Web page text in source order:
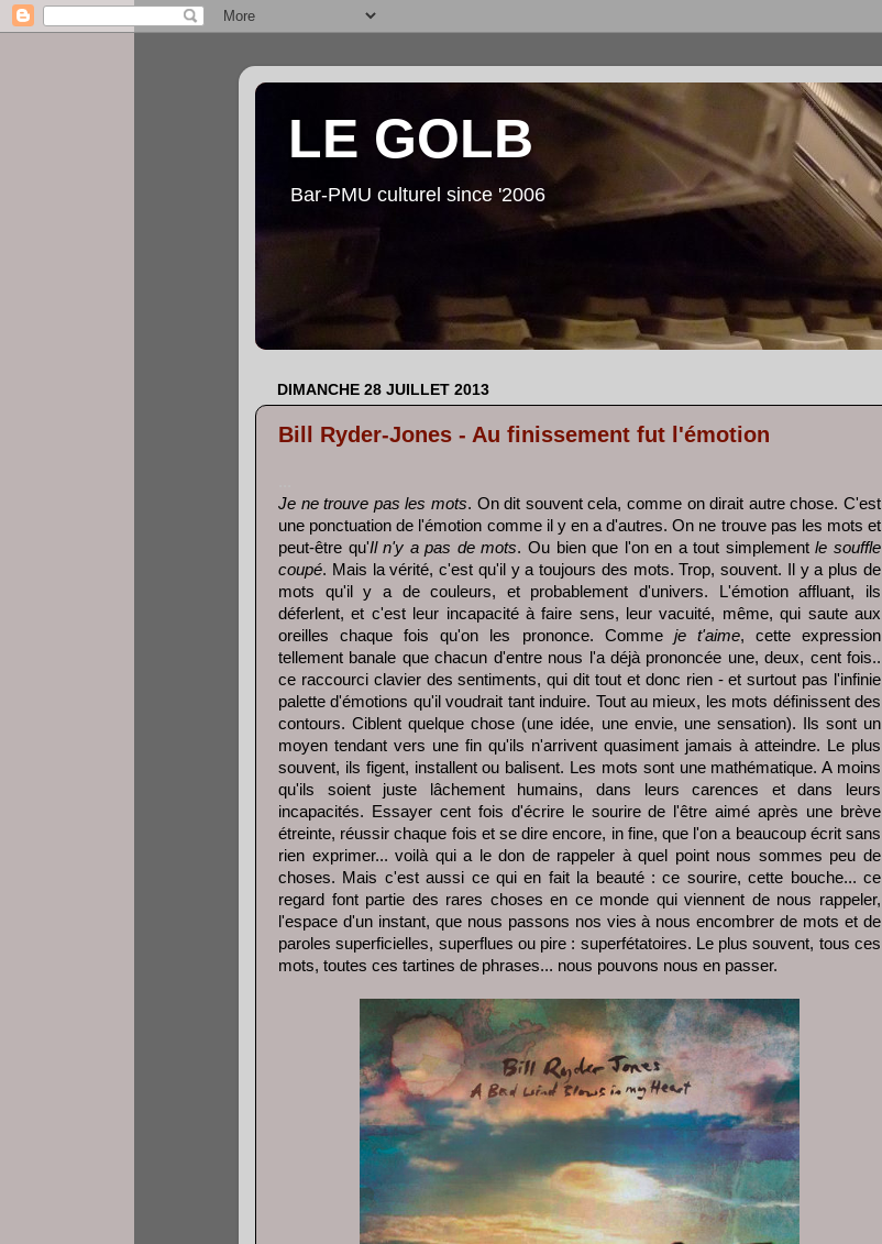
LE GOLB
Bar-PMU culturel since '2006
DIMANCHE 28 JUILLET 2013
Bill Ryder-Jones - Au finissement fut l'émotion
Je ne trouve pas les mots. On dit souvent cela, comme on dirait autre chose. C'est
une ponctuation de l'émotion comme il y en a d'autres. On ne trouve pas les mots et
peut-être qu'Il n'y a pas de mots. Ou bien que l'on en a tout simplementle souffle
coupé. Mais la vérité, c'est qu'il y a toujours des mots. Trop, souvent. Il y a plus de
mots qu'il y a de couleurs, et probablement d'univers. L'émotion affluant, ils
déferlent, et c'est leur incapacité à faire sens, leur vacuité, même, qui saute aux
oreilles chaque fois qu'on les prononce. Comme je t'aime, cette expression
tellement banale que chacun d'entre nous l'a déjà prononcée une, deux, cent fois..
ce raccourci clavier des sentiments, qui dit tout et donc rien - et surtout pas l'infinie
palette d'émotions qu'il voudrait tant induire. Tout au mieux, les mots définissent des
contours. Ciblent quelque chose (une idée, une envie, une sensation). Ils sont un
moyen tendant vers une fin qu'ils n'arrivent quasiment jamais à atteindre. Le plus
souvent, ils figent, installent ou balisent. Les mots sont une mathématique. A moins
qu'ils soient juste lâchement humains, dans leurs carences et dans leurs
incapacités. Essayer cent fois d'écrire le sourire de l'être aimé après une brève
étreinte, réussir chaque fois et se dire encore, in fine, que l'on a beaucoup écrit sans
rien exprimer... voilà qui a le don de rappeler à quel point nous sommes peu de
choses. Mais c'est aussi ce qui en fait la beauté : ce sourire, cette bouche... ce
regard font partie des rares choses en ce monde qui viennent de nous rappeler,
l'espace d'un instant, que nous passons nos vies à nous encombrer de mots et de
paroles superficielles, superflues ou pire : superfétatoires. Le plus souvent, tous ces
mots, toutes ces tartines de phrases... nous pouvons nous en passer.